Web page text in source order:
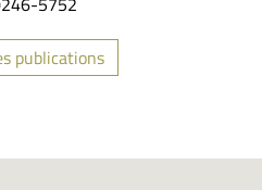
publications